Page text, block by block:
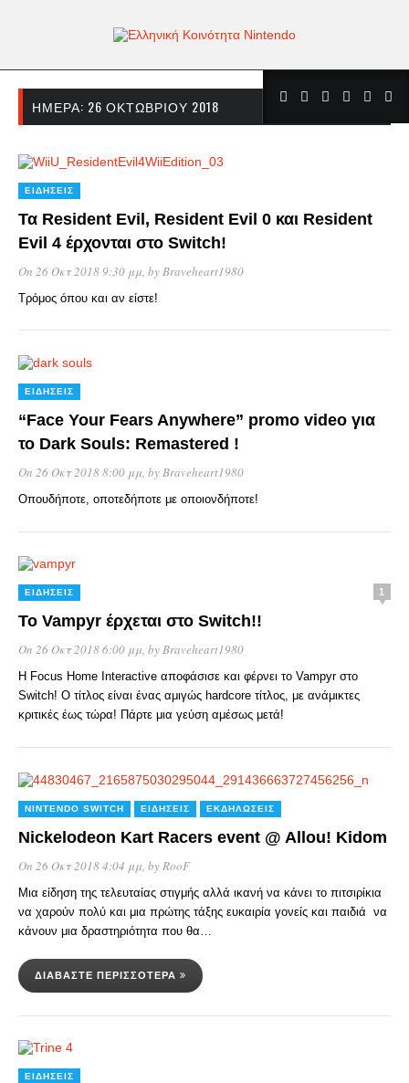
ΗΜΈΡΑ: 26 ΟΚΤΩΒΡΊΟΥ 2018
ΕΙΔΉΣΕΙΣ
Τα Resident Evil, Resident Evil 0 και Resident
Evil 4 έρχονται στο Switch!
On 26 Οκτ 2018 9:30 μμ, byBraveheart1980
Τρόμος όπου και αν είστε!
ΕΙΔΉΣΕΙΣ
“Face Your Fears Anywhere” promo video για
το Dark Souls: Remastered !
On 26 Οκτ 2018 8:00 μμ, byBraveheart1980
Οπουδήποτε, οποτεδήποτε με οποιονδήποτε!
ΕΙΔΉΣΕΙΣ 1
To Vampyr έρχεται στο Switch!!
On 26 Οκτ 2018 6:00 μμ, byBraveheart1980
Η Focus Home Interactive αποφάσισε και φέρνει το Vampyr στο
Switch! Ο τίτλος είναι ένας αμιγώς hardcore τίτλος, με ανάμικτες
κριτικές έως τώρα! Πάρτε μια γεύση αμέσως μετά!
NINTENDO SWITCH ΕΙΔΉΣΕΙΣ ΕΚΔΗΛΏΣΕΙΣ
Nickelodeon Kart Racers event @ Allou! Kidom
On 26 Οκτ 2018 4:04 μμ, byRooF
Μια είδηση της τελευταίας στιγμής αλλά ικανή να κάνει το πιτσιρίκια
να χαρούν πολύ και μια πρώτης τάξης ευκαιρία γονείς και παιδιά να
κάνουν μια δραστηριότητα που θα…
ΔΙΑΒΆΣΤΕ ΠΕΡΙΣΣΌΤΕΡΑ
ΕΙΔΉΣΕΙΣ